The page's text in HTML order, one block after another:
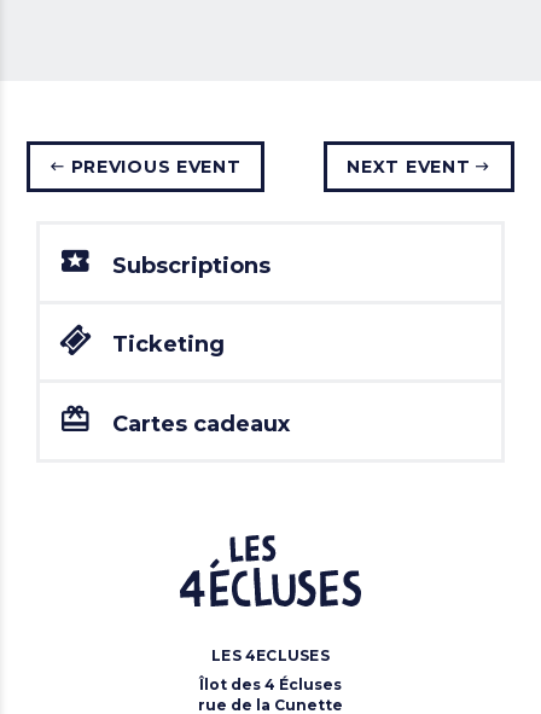
PREVIOUS EVENT NEXT EVENT
Subscriptions
Ticketing
Cartes cadeaux
LES 4ECLUSES
Îlot des 4 Écluses
rue de la Cunette